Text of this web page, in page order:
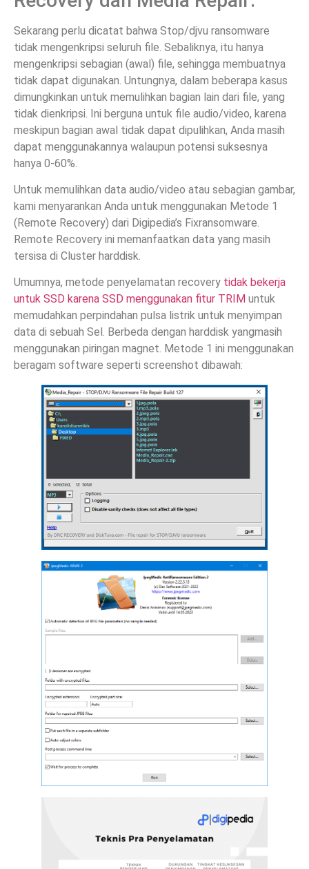
Sekarang perlu dicatat bahwa Stop/djvu ransomware
tidak mengenkripsi seluruh file. Sebaliknya, itu hanya
mengenkripsi sebagian (awal) file, sehingga membuatnya
tidak dapat digunakan. Untungnya, dalam beberapa kasus
dimungkinkan untuk memulihkan bagian lain dari file, yang
tidak dienkripsi. Ini berguna untuk file audio/video, karena
meskipun bagian awal tidak dapat dipulihkan, Anda masih
dapat menggunakannya walaupun potensi suksesnya
hanya 0-60%.
Untuk memulihkan data audio/video atau sebagian gambar,
kami menyarankan Anda untuk menggunakan Metode 1
(Remote Recovery) dari Digipedia’s Fixransomware.
Remote Recovery ini memanfaatkan data yang masih
tersisa di Cluster harddisk.
Umumnya, metode penyelamatan recovery tidak bekerja
untuk SSD karena SSD menggunakan fitur TRIM untuk
memudahkan perpindahan pulsa listrik untuk menyimpan
data di sebuah Sel. Berbeda dengan harddisk yangmasih
menggunakan piringan magnet. Metode 1 ini menggunakan
beragam software seperti screenshot dibawah: